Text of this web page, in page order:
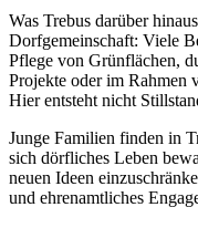
Was Trebus darüber
Dorfgemeinschaft: Viele
Pflege von Grünflächen,
Projekte oder im Rahmen
Hier entsteht nicht
Junge Familien finden in
sich dörfliches Leben
neuen Ideen
und ehrenamtliches